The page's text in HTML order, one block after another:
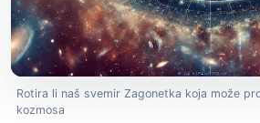
Rotira li naš svemir Zagonetka koja može
kozmosa